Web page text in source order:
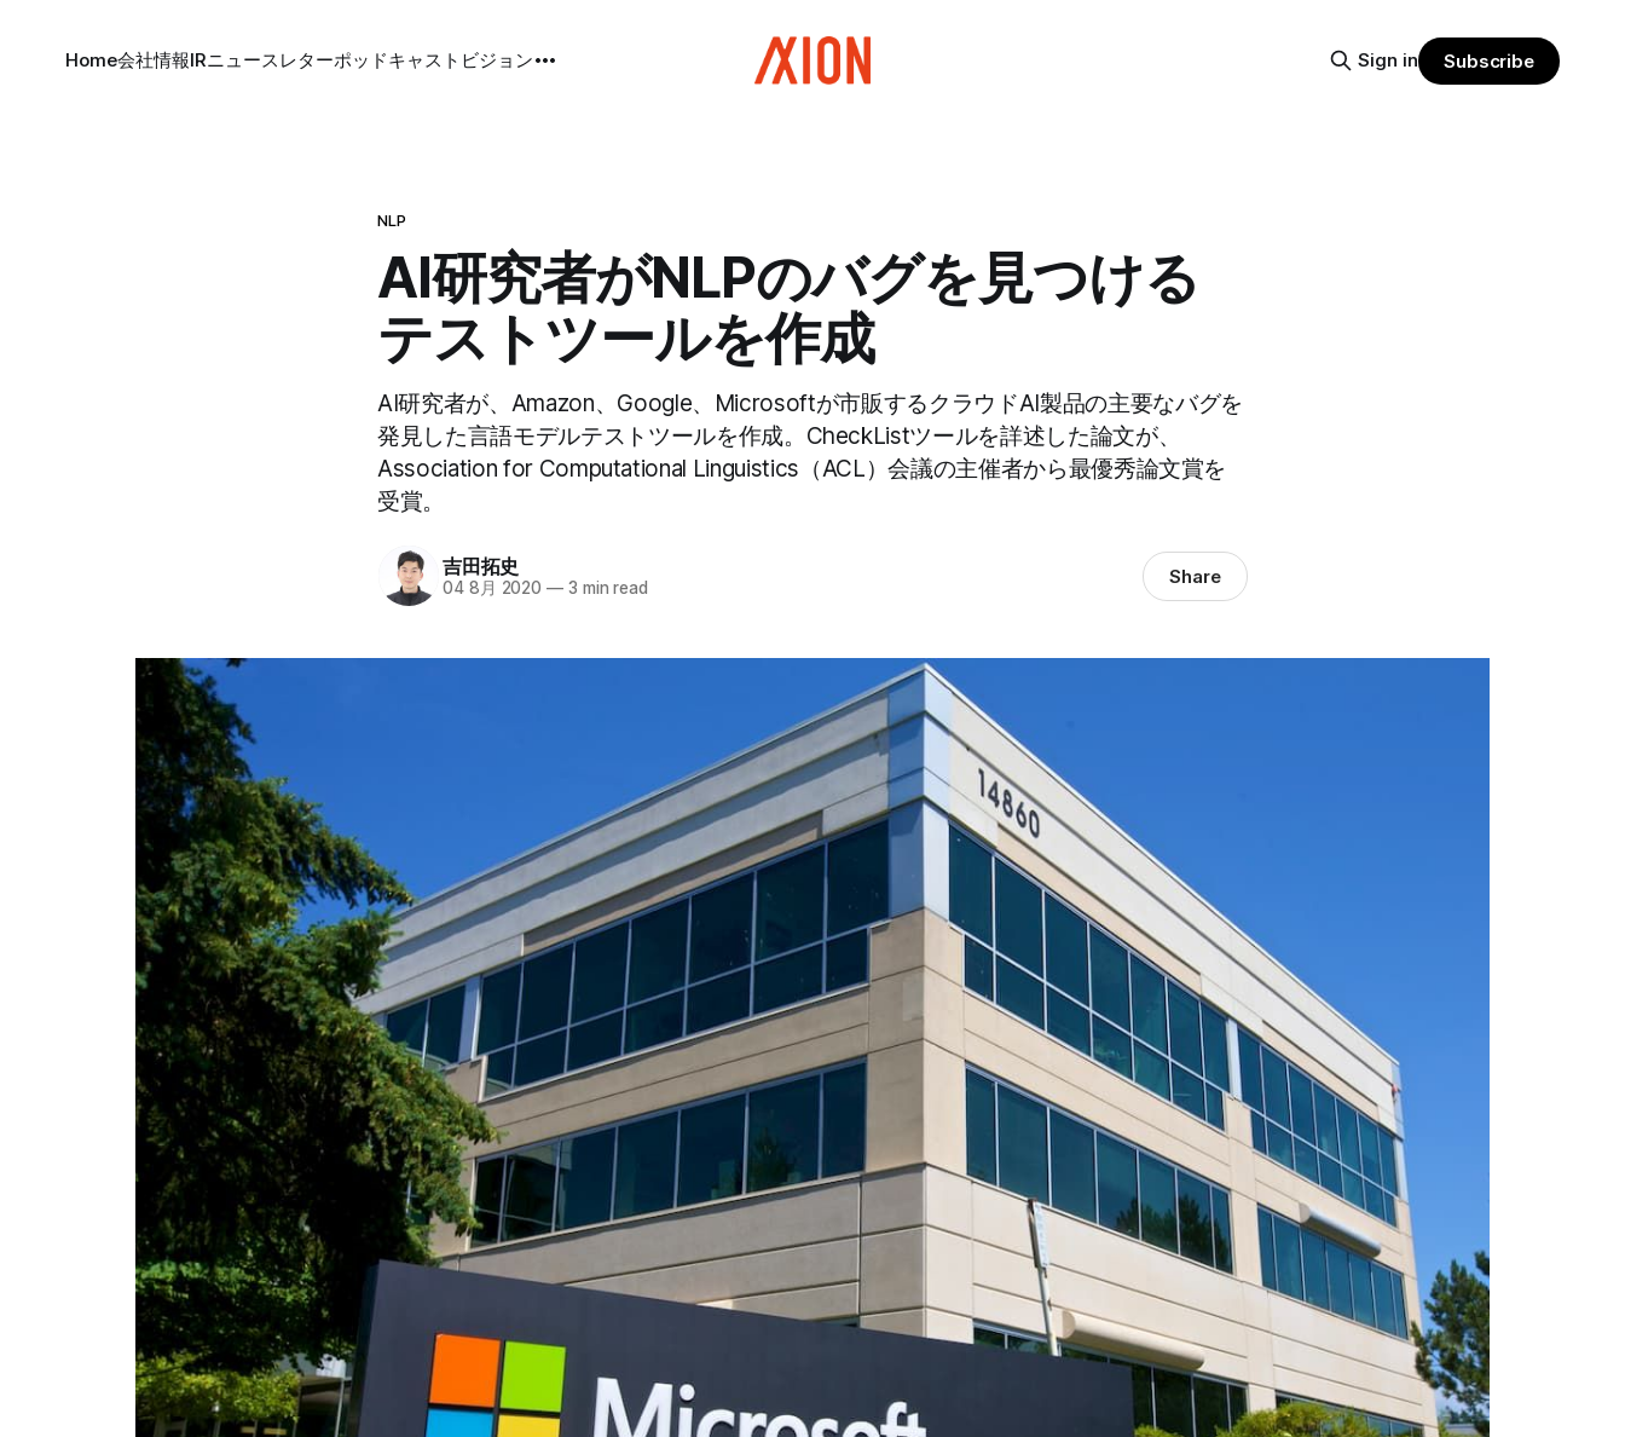
Home会社情報IRニュースレターポッドキャスト ビジョン Sign in Subscribe
NLP
AI研究者がNLPのバグを見つける
テストツールを作成
AI研究者が、Amazon、Google、Microsoftが市販するクラウドAI製品の主要なバグを
発見した言語モデルテストツールを作成。CheckListツールを詳述した論文が、
Association for Computational Linguistics（ACL）会議の主催者から最優秀論文賞を
受賞。
吉田拓史
04 8月 2020 — 3 min read Share